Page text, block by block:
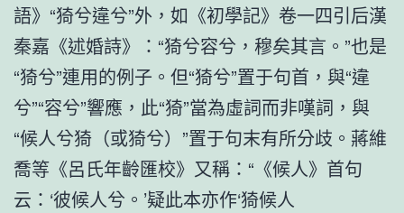
語》“猗兮違兮”外，如《初學記》卷一四引后漢
秦嘉《述婚詩》：“猗兮容兮，穆矣其言。”也是
“猗兮”連用的例子。但“猗兮”置于句首，與“違
兮”“容兮”響應，此“猗”當為虛詞而非嘆詞，與
“候人兮猗（或猗兮）”置于句末有所分歧。蔣維
喬等《呂氏年齡匯校》又稱：“《候人》首句
云：‘彼候人兮。’疑此本亦作‘猗候人